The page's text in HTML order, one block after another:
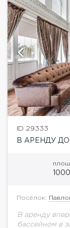
ID 29333
В АРЕНДУ
Посёлок:
В аренду
бассейном в